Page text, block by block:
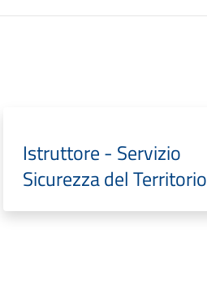
Istruttore - Servizio
Sicurezza del Territorio